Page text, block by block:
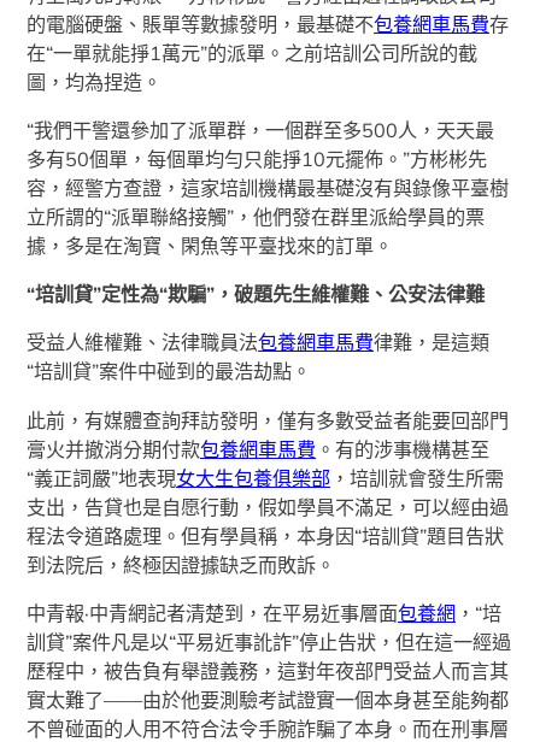
的電腦硬盤、賬單等數據發明，最基礎不包養網車馬費存
在“一單就能掙1萬元”的派單。之前培訓公司所說的截
圖，均為捏造。
“我們干警還參加了派單群，一個群至多500人，天天最
多有50個單，每個單均勻只能掙10元擺佈。”方彬彬先
容，經警方查證，這家培訓機構最基礎沒有與錄像平臺樹
立所謂的“派單聯絡接觸”，他們發在群里派給學員的票
據，多是在淘寶、閑魚等平臺找來的訂單。
“培訓貸”定性為“欺騙”，破題先生維權難、公安法律難
受益人維權難、法律職員法包養網車馬費律難，是這類
“培訓貸”案件中碰到的最浩劫點。
此前，有媒體查詢拜訪發明，僅有多數受益者能要回部門
膏火并撤消分期付款包養網車馬費 。有的涉事機構甚至
“義正詞嚴”地表現女大生包養俱樂部 ，培訓就會發生所需
支出，告貸也是自愿行動，假如學員不滿足，可以經由過
程法令道路處理。但有學員稱，本身因“培訓貸”題目告狀
到法院后，終極因證據缺乏而敗訴。
中青報·中青網記者清楚到，在平易近事層面包養網 ，“培
訓貸”案件凡是以“平易近事訛詐”停止告狀，但在這一經過
歷程中，被告負有舉證義務，這對年夜部門受益人而言其
實太難了——由於他要測驗考試證實一個本身甚至能夠都
不曾碰面的人用不符合法令手腕詐騙了本身。而在刑事層